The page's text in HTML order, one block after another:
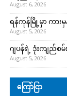
August 6, 2026
ရန်ကုန်မြို့မှာ ကာ
August 5, 2026
ဂျပန်ရဲ့ ဒုံးကျည်စ
August 5, 2026
ကြော်ငြာ